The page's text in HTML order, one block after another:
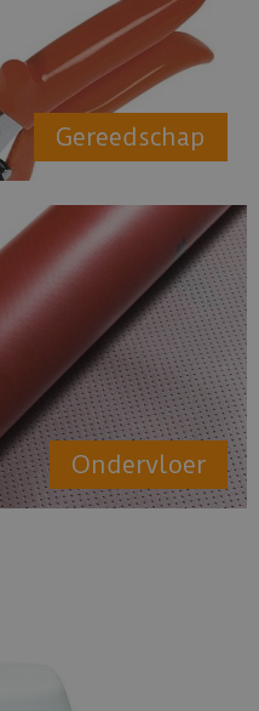
Gereedschap
Ondervloer